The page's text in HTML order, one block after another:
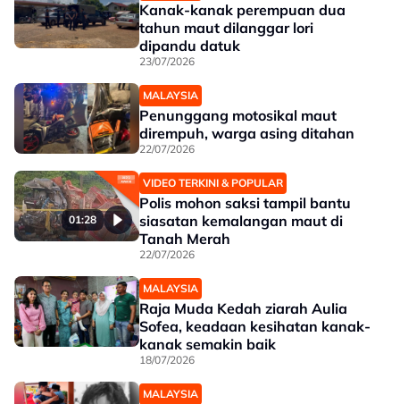
Kanak-kanak perempuan dua
tahun maut dilanggar lori
dipandu datuk
23/07/2026
MALAYSIA
Penunggang motosikal maut
dirempuh, warga asing ditahan
22/07/2026
01:28
VIDEO TERKINI & POPULAR
Polis mohon saksi tampil bantu
siasatan kemalangan maut di
Tanah Merah
22/07/2026
MALAYSIA
Raja Muda Kedah ziarah Aulia
Sofea, keadaan kesihatan kanak-
kanak semakin baik
18/07/2026
MALAYSIA